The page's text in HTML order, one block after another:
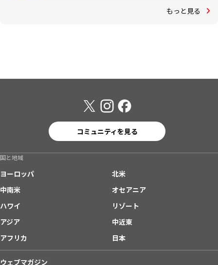
もっと見る
コミュニティを見る
国と地域
ヨーロッパ
北米
中南米
オセアニア
ハワイ
リゾート
アジア
中近東
アフリカ
日本
ウェブマガジン